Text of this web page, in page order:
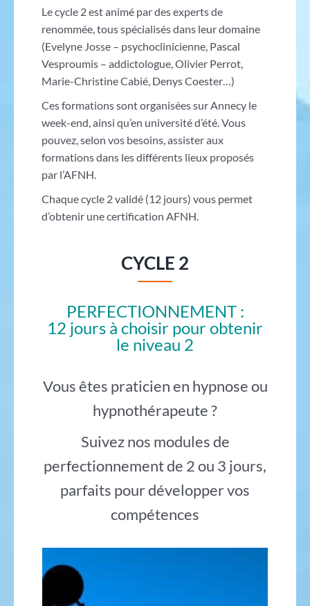
Le cycle 2 est animé par des experts de
renommée, tous spécialisés dans leur domaine
(Evelyne Josse – psychoclinicienne, Pascal
Vesproumis – addictologue, Olivier Perrot,
Marie-Christine Cabié, Denys Coester…)
Ces formations sont organisées sur Annecy le
week-end, ainsi qu’en université d’été. Vous
pouvez, selon vos besoins, assister aux
formations dans les différents lieux proposés
par l’AFNH.
Chaque cycle 2 validé (12 jours) vous permet
d’obtenir une certification AFNH.
CYCLE 2
PERFECTIONNEMENT :
12 jours à choisir pour obtenir
le niveau 2
Vous êtes praticien en hypnose ou
hypnothérapeute ?
Suivez nos modules de
perfectionnement de 2 ou 3 jours,
parfaits pour développer vos
compétences